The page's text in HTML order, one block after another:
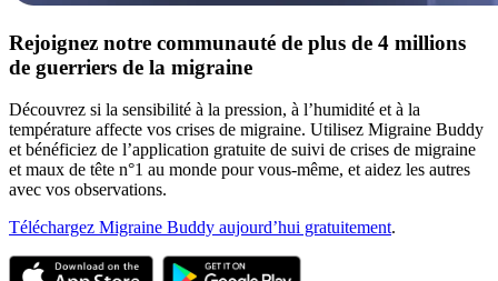
Rejoignez notre communauté de plus de 4 millions
de guerriers de la migraine
Découvrez si la sensibilité à la pression, à l’humidité et à la
température affecte vos crises de migraine. Utilisez Migraine Buddy
et bénéficiez de l’application gratuite de suivi de crises de migraine
et maux de tête n°1 au monde pour vous-même, et aidez les autres
avec vos observations.
Téléchargez Migraine Buddy aujourd’hui gratuitement.